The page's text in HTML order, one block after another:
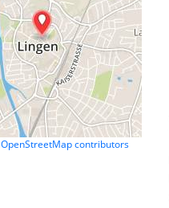
OpenStreetMap contributors